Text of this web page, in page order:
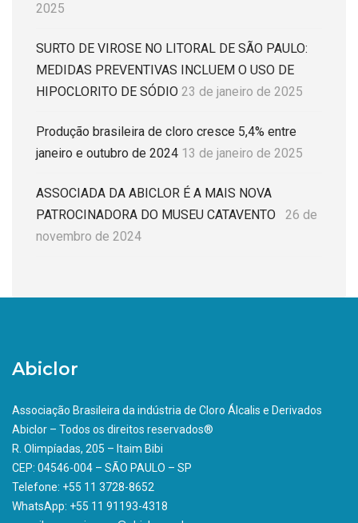
2025
SURTO DE VIROSE NO LITORAL DE SÃO PAULO:
MEDIDAS PREVENTIVAS INCLUEM O USO DE
HIPOCLORITO DE SÓDIO 23 de janeiro de 2025
Produção brasileira de cloro cresce 5,4% entre
janeiro e outubro de 2024 13 de janeiro de 2025
ASSOCIADA DA ABICLOR É A MAIS NOVA
PATROCINADORA DO MUSEU CATAVENTO
26 de
novembro de 2024
Abiclor
Associação Brasileira da indústria de Cloro Álcalis e Derivados
Abiclor – Todos os direitos reservados®
R. Olimpíadas, 205 – Itaim Bibi
CEP: 04546-004 – SÃO PAULO – SP
Telefone: +55 11 3728-8652
WhatsApp: +55 11 91193-4318